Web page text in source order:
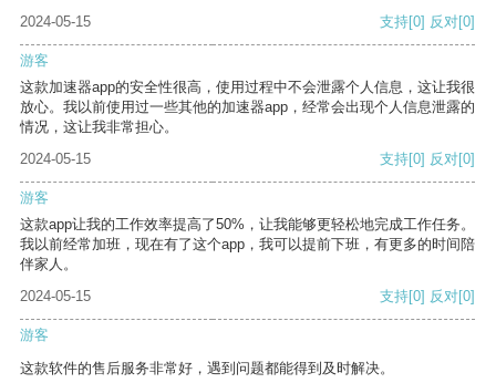
2024-05-15
支持[0] 反对[0]
游客
这款加速器app的安全性很高，使用过程中不会泄露个人信息，这让我很
放心。我以前使用过一些其他的加速器app，经常会出现个人信息泄露的
情况，这让我非常担心。
2024-05-15
支持[0] 反对[0]
游客
这款app让我的工作效率提高了50%，让我能够更轻松地完成工作任务。
我以前经常加班，现在有了这个app，我可以提前下班，有更多的时间陪
伴家人。
2024-05-15
支持[0] 反对[0]
游客
这款软件的售后服务非常好，遇到问题都能得到及时解决。